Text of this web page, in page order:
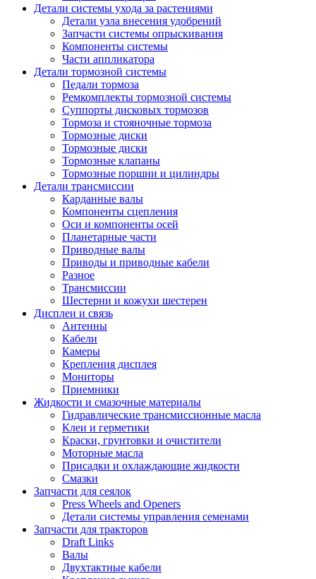
Детали системы ухода за растениями
Детали узла внесения удобрений
Запчасти системы опрыскивания
Компоненты системы
Части аппликатора
Детали тормозной системы
Педали тормоза
Ремкомплекты тормозной системы
Суппорты дисковых тормозов
Тормоза и стояночные тормоза
Тормозные диски
Тормозные диски
Тормозные клапаны
Тормозные поршни и цилиндры
Детали трансмиссии
Карданные валы
Компоненты сцепления
Оси и компоненты осей
Планетарные части
Приводные валы
Приводы и приводные кабели
Разное
Трансмиссии
Шестерни и кожухи шестерен
Дисплеи и связь
Антенны
Кабели
Камеры
Крепления дисплея
Мониторы
Приемники
Жидкости и смазочные материалы
Гидравлические трансмиссионные масла
Клеи и герметики
Краски, грунтовки и очистители
Моторные масла
Присадки и охлаждающие жидкости
Смазки
Запчасти для сеялок
Press Wheels and Openers
Детали системы управления семенами
Запчасти для тракторов
Draft Links
Валы
Двухтактные кабели